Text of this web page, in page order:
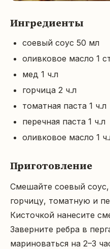
Ингредиенты
соевый соус 50 мл
оливковое масло 1
мед 1 ч.л
горчица 2 ч.л
томатная паста 1 ч.л
перечная паста 1 ч.л
оливковое масло 1
Приготовление
Смешайте соевый
горчицу, томатную и
Кисточкой нанесите
Заверните ребра в
мариноваться на 2–3